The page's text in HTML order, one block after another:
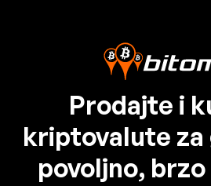
Prodajte i
kriptovalute za
povoljno,